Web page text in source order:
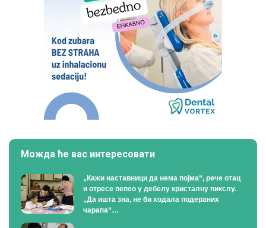
Можда ће вас интересовати
„Кажи наставници да нема појма“, рече отац
и отресе пепео у дебелу кристалну пикслу.
„Да ишта зна, не би ходала подераних
чарапа“…